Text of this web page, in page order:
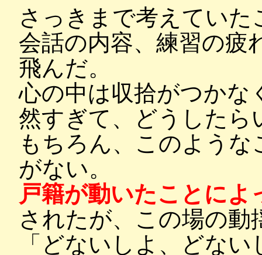
さっきまで考えてい
会話の内容、練習の疲
飛んだ。
心の中は収拾がつかな
然すぎて、どうしたら
もちろん、このよう
がない。
戸籍が動いたことによ
されたが、この場の動
「どないしよ、どな